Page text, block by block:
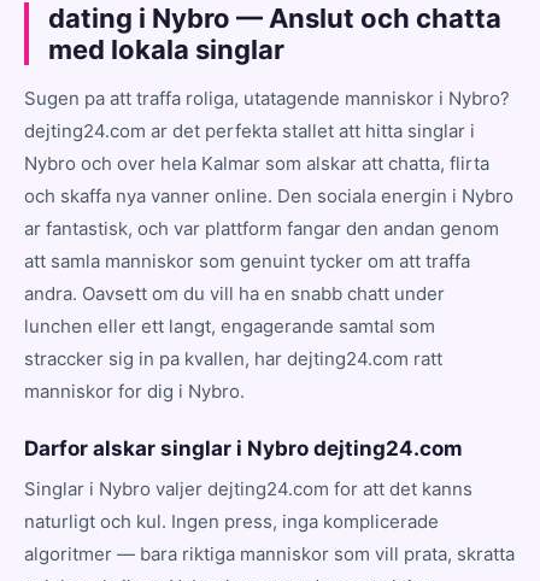
dating i Nybro — Anslut och chatta
med lokala singlar
Sugen pa att traffa roliga, utatagende manniskor i Nybro?
dejting24.com ar det perfekta stallet att hitta singlar i
Nybro och over hela Kalmar som alskar att chatta, flirta
och skaffa nya vanner online. Den sociala energin i Nybro
ar fantastisk, och var plattform fangar den andan genom
att samla manniskor som genuint tycker om att traffa
andra. Oavsett om du vill ha en snabb chatt under
lunchen eller ett langt, engagerande samtal som
straccker sig in pa kvallen, har dejting24.com ratt
manniskor for dig i Nybro.
Darfor alskar singlar i Nybro dejting24.com
Singlar i Nybro valjer dejting24.com for att det kanns
naturligt och kul. Ingen press, inga komplicerade
algoritmer — bara riktiga manniskor som vill prata, skratta